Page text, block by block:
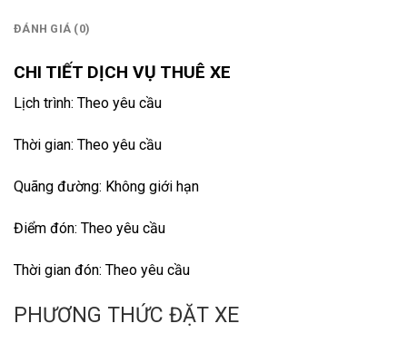
ĐÁNH GIÁ (0)
CHI TIẾT DỊCH VỤ THUÊ XE
Lịch trình: Theo yêu cầu
Thời gian: Theo yêu cầu
Quãng đường: Không giới hạn
Điểm đón: Theo yêu cầu
Thời gian đón: Theo yêu cầu
PHƯƠNG THỨC ĐẶT XE